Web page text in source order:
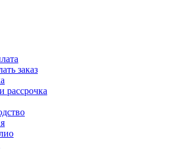
заказ
рассрочка